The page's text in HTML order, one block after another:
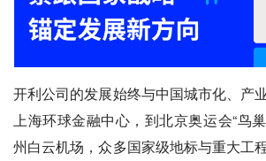
开利公司的发展始终与中国城市化、产
上海环球金融中心，到北京奥运会“鸟
州白云机场，众多国家级地标与重大工